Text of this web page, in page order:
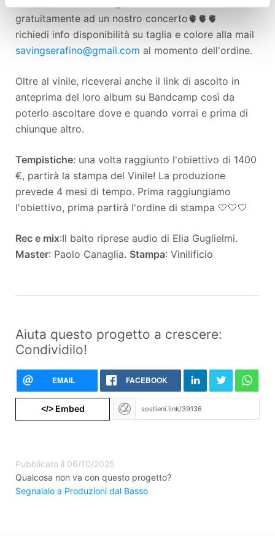
gratuitamente ad un nostro concerto🫀🫀🫀
richiedi info disponibilità su taglia e colore alla mail
savingserafino@gmail.com al momento dell'ordine.
Oltre al vinile, riceverai anche il link di ascolto in
anteprima del loro album su Bandcamp così da
poterlo ascoltare dove e quando vorrai e prima di
chiunque altro.
Tempistiche: una volta raggiunto l'obiettivo di 1400
€, partirà la stampa del Vinile! La produzione
prevede 4 mesi di tempo. Prima raggiungiamo
l'obiettivo, prima partirà l'ordine di stampa 🤍🤍🤍
Rec e mix:Il baito riprese audio di Elia Guglielmi.
Master: Paolo Canaglia. Stampa: Vinilificio
Aiuta questo progetto a crescere:
Condividilo!
EMAIL FACEBOOK
</>Embed
Pubblicato il 06/10/2025
Qualcosa non va con questo progetto?
Segnalalo a Produzioni dal Basso